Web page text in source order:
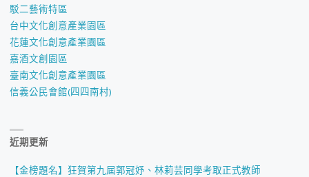
駁二藝術特區
台中文化創意產業園區
花蓮文化創意產業園區
嘉酒文創園區
臺南文化創意產業園區
信義公民會館(四四南村)
近期更新
【金榜題名】狂賀第九屆郭冠妤、林莉芸同學考取正式教師